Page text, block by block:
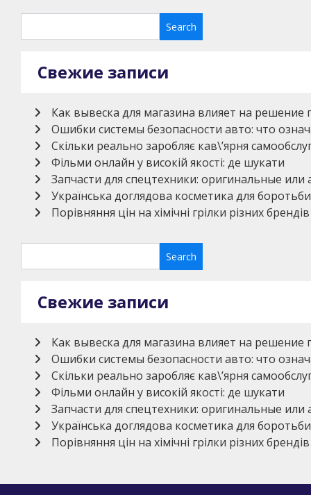
Свежие записи
Как вывеска для магазина влияет на решение
Ошибки системы безопасности авто: что
Скільки реально заробляє кав\’ярня
Фільми онлайн у високій якості: де шукати
Запчасти для спецтехники: оригинальные
Українська доглядова косметика для
Порівняння цін на хімічні грілки різних брендів
Свежие записи
Как вывеска для магазина влияет на решение
Ошибки системы безопасности авто: что
Скільки реально заробляє кав\’ярня
Фільми онлайн у високій якості: де шукати
Запчасти для спецтехники: оригинальные
Українська доглядова косметика для
Порівняння цін на хімічні грілки різних брендів